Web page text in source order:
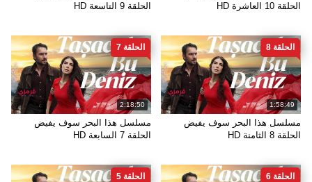
الحلقة 10 العاشرة HD
الحلقة 9 التاسعة HD
1:58:49
الحلقة 8
مسلسل هذا البحر سوف يفيض
الحلقة 8 الثامنة HD
2:18:50
الحلقة 7
مسلسل هذا البحر سوف يفيض
الحلقة 7 السابعة HD
الحلقة 6 الحلقة 5